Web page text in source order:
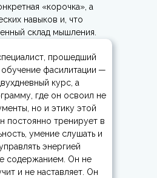
«корочка», а
навыков и, что
склад мышления.
прошедший
фасилитации —
курс, а
где он освоил не
но и этику этой
постоянно тренирует в
умение слушать и
энергией
содержанием. Он не
и не наставляет. Он